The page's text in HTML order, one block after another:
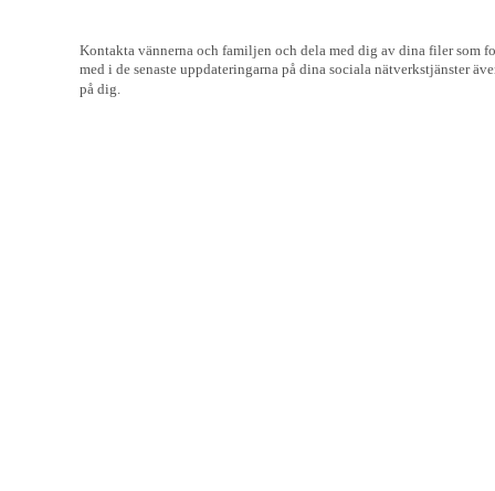
Kontakta vännerna och familjen och dela med dig av dina filer som
med i de senaste uppdateringarna på dina sociala nätverkstjänster
på dig.